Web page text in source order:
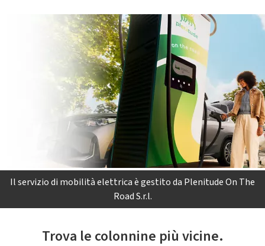
Il servizio di mobilità elettrica è gestito da Plenitude On The
Road S.r.l.
Trova le colonnine più vicine.